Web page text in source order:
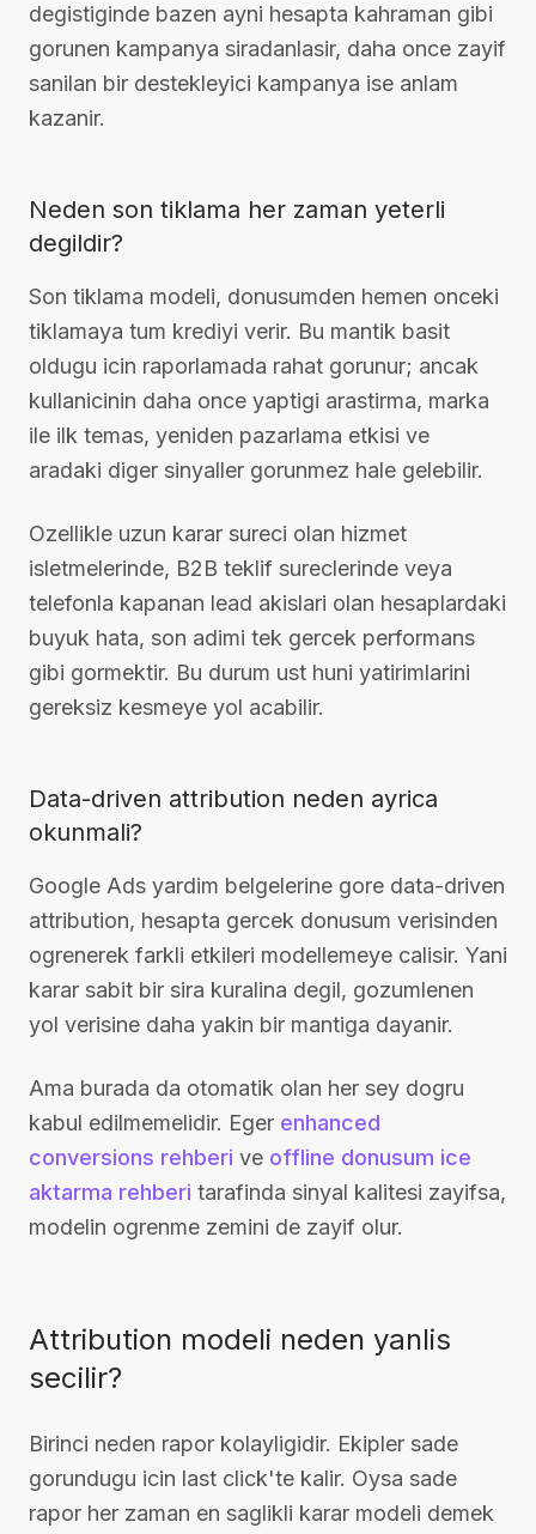
degistiginde bazen ayni hesapta kahraman gibi
gorunen kampanya siradanlasir, daha once zayif
sanilan bir destekleyici kampanya ise anlam
kazanir.
Neden son tiklama her zaman yeterli
degildir?
Son tiklama modeli, donusumden hemen onceki
tiklamaya tum krediyi verir. Bu mantik basit
oldugu icin raporlamada rahat gorunur; ancak
kullanicinin daha once yaptigi arastirma, marka
ile ilk temas, yeniden pazarlama etkisi ve
aradaki diger sinyaller gorunmez hale gelebilir.
Ozellikle uzun karar sureci olan hizmet
isletmelerinde, B2B teklif sureclerinde veya
telefonla kapanan lead akislari olan hesaplardaki
buyuk hata, son adimi tek gercek performans
gibi gormektir. Bu durum ust huni yatirimlarini
gereksiz kesmeye yol acabilir.
Data-driven attribution neden ayrica
okunmali?
Google Ads yardim belgelerine gore data-driven
attribution, hesapta gercek donusum verisinden
ogrenerek farkli etkileri modellemeye calisir. Yani
karar sabit bir sira kuralina degil, gozumlenen
yol verisine daha yakin bir mantiga dayanir.
Ama burada da otomatik olan her sey dogru
kabul edilmemelidir. Eger enhanced
conversions rehberi ve offline donusum ice
aktarma rehberi tarafinda sinyal kalitesi zayifsa,
modelin ogrenme zemini de zayif olur.
Attribution modeli neden yanlis
secilir?
Birinci neden rapor kolayligidir. Ekipler sade
gorundugu icin last click'te kalir. Oysa sade
rapor her zaman en saglikli karar modeli demek